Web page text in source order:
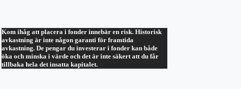
Kom ihåg att placera i fonder innebär en risk. Historisk
avkastning är inte någon garanti för framtida
avkastning. De pengar du investerar i fonder kan både
öka och minska i värde och det är inte säkert att du får
tillbaka hela det insatta kapitalet.